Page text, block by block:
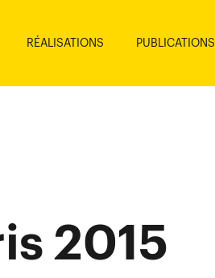
RÉALISATIONS PUBLICATIONS
2015